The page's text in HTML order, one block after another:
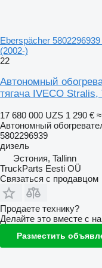
Eberspächer
(2002-)
22
Автономный
тягача IVECO
17 680 000 UZS 1 290 €
Автономный
5802296939
дизель
Эстония, Tallinn
TruckParts Eesti OÜ
Связаться с продавцом
Продаете технику?
Делайте это вместе с
Разместить